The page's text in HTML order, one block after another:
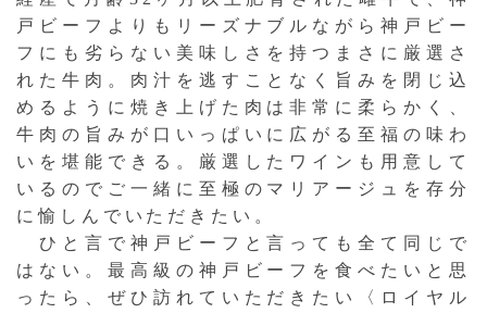
戸ビーフよりもリーズナブルながら神戸ビー
フにも劣らない美味しさを持つまさに厳選さ
れた牛肉。肉汁を逃すことなく旨みを閉じ込
めるように焼き上げた肉は非常に柔らかく、
牛肉の旨みが口いっぱいに広がる至福の味わ
いを堪能できる。厳選したワインも用意して
いるのでご一緒に至極のマリアージュを存分
に愉しんでいただきたい。
ひと言で神戸ビーフと言っても全て同じで
はない。最高級の神戸ビーフを食べたいと思
ったら、ぜひ訪れていただきたい〈ロイヤル